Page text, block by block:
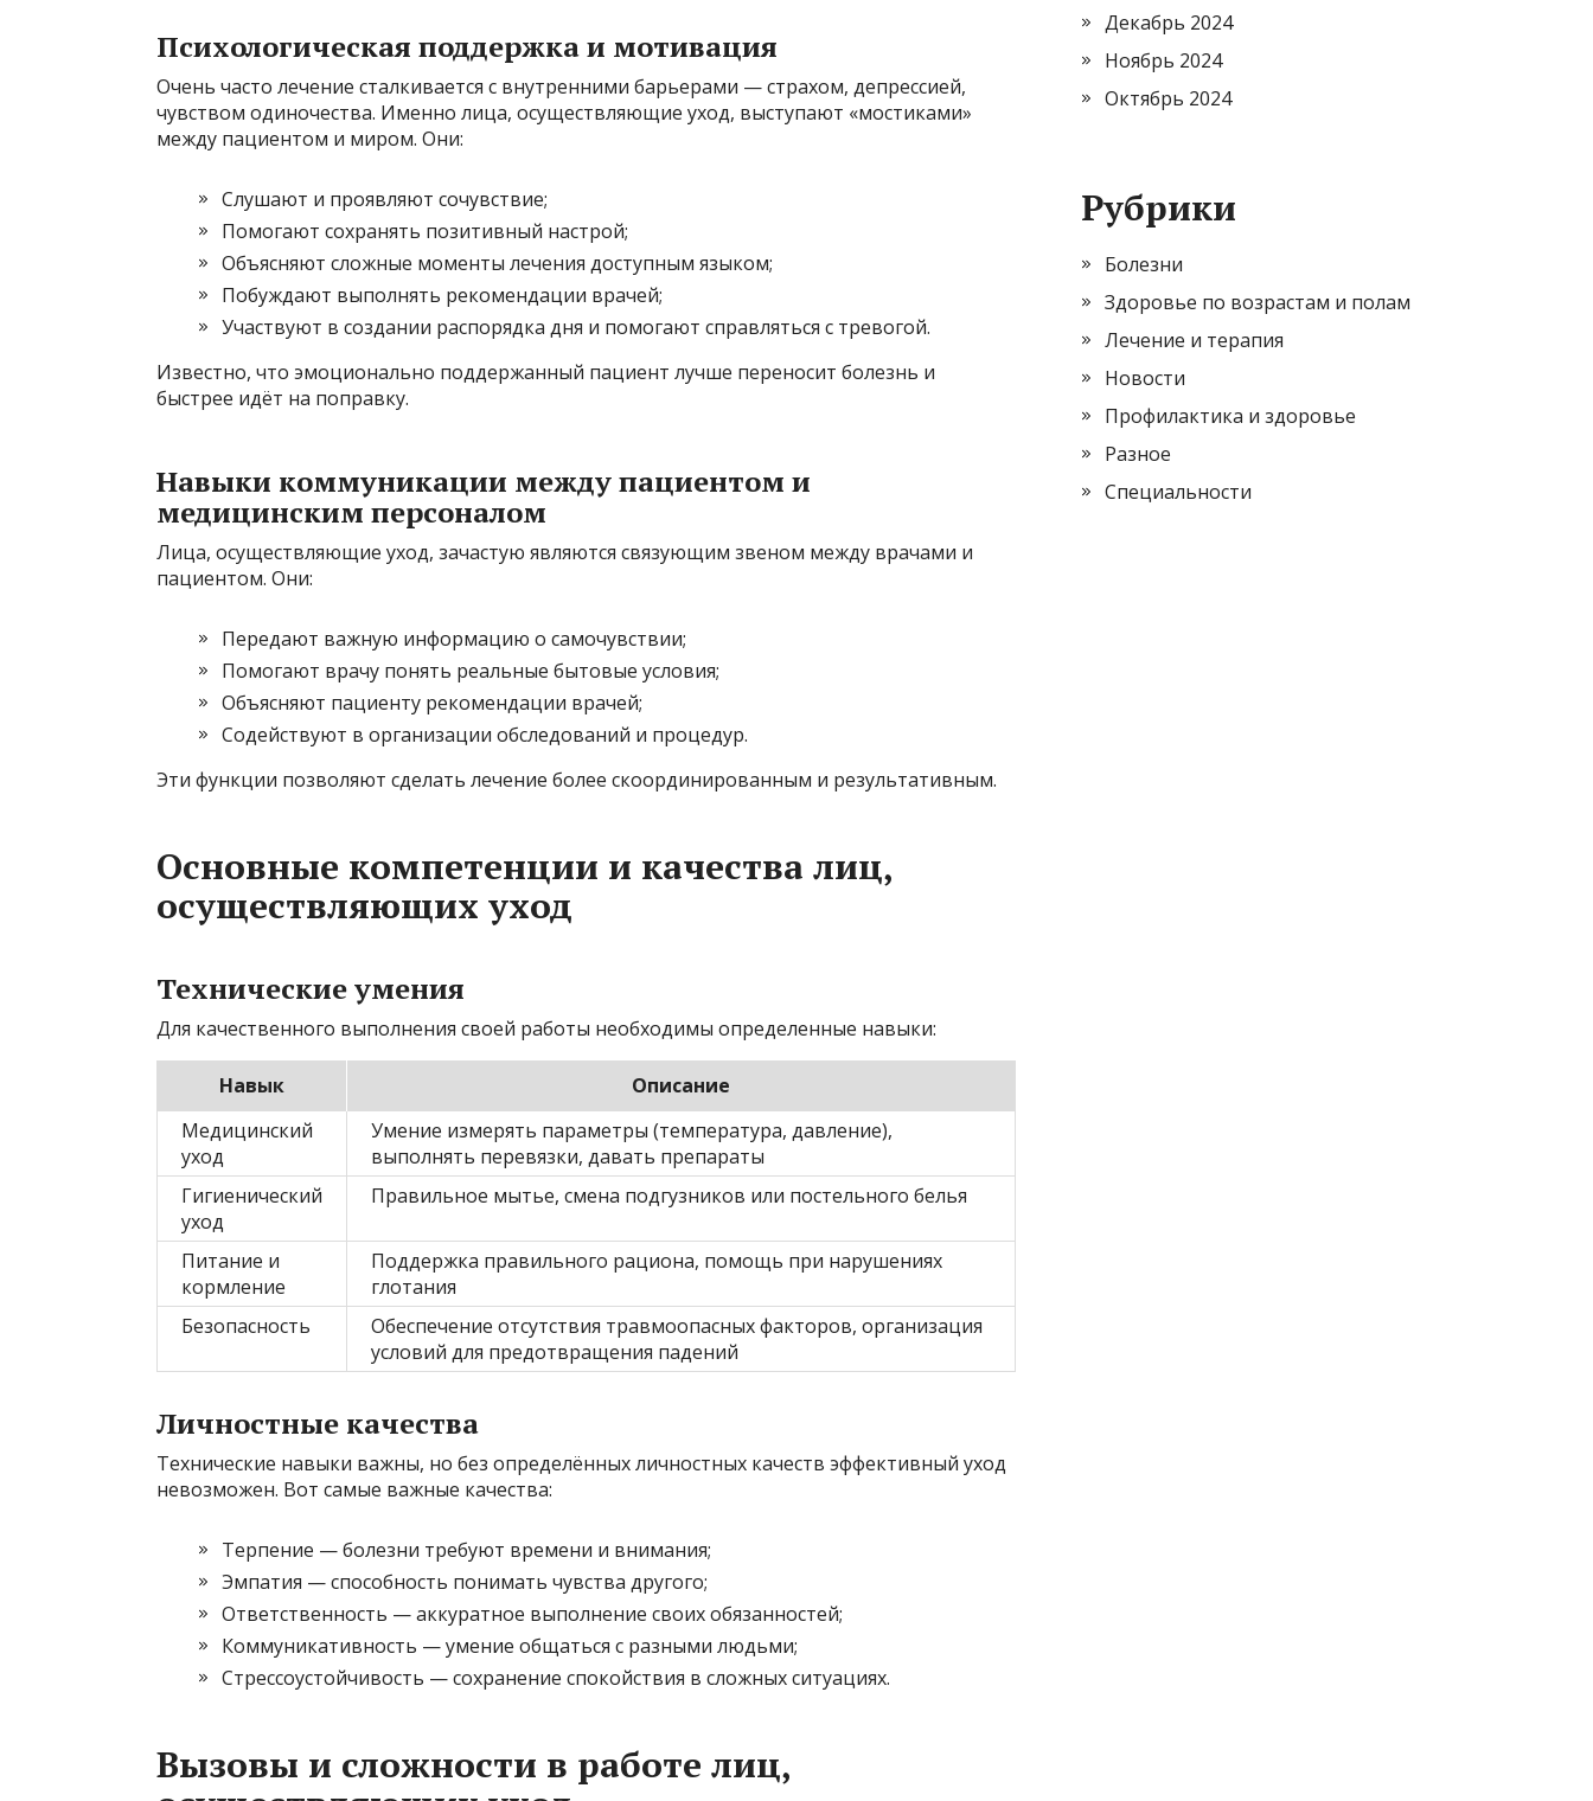
Психологическая поддержка и мотивация
Очень часто лечение сталкивается с внутренними барьерами — страхом, депрессией,
чувством одиночества. Именно лица, осуществляющие уход, выступают «мостиками»
между пациентом и миром. Они:
Слушают и проявляют сочувствие;
Помогают сохранять позитивный настрой;
Объясняют сложные моменты лечения доступным языком;
Побуждают выполнять рекомендации врачей;
Участвуют в создании распорядка дня и помогают справляться с тревогой.
Известно, что эмоционально поддержанный пациент лучше переносит болезнь и
быстрее идёт на поправку.
Навыки коммуникации между пациентом и
медицинским персоналом
Лица, осуществляющие уход, зачастую являются связующим звеном между врачами и
пациентом. Они:
Передают важную информацию о самочувствии;
Помогают врачу понять реальные бытовые условия;
Объясняют пациенту рекомендации врачей;
Содействуют в организации обследований и процедур.
Эти функции позволяют сделать лечение более скоординированным и результативным.
Основные компетенции и качества лиц,
осуществляющих уход
Технические умения
Для качественного выполнения своей работы необходимы определенные навыки:
Навык
Описание
Медицинский
уход
Умение измерять параметры (температура, давление),
выполнять перевязки, давать препараты
Гигиенический
уход
Правильное мытье, смена подгузников или постельного белья
Питание и
кормление
Поддержка правильного рациона, помощь при нарушениях
глотания
Безопасность
Обеспечение отсутствия травмоопасных факторов, организация
условий для предотвращения падений
Личностные качества
Технические навыки важны, но без определённых личностных качеств эффективный уход
невозможен. Вот самые важные качества:
Терпение — болезни требуют времени и внимания;
Эмпатия — способность понимать чувства другого;
Ответственность — аккуратное выполнение своих обязанностей;
Коммуникативность — умение общаться с разными людьми;
Стрессоустойчивость — сохранение спокойствия в сложных ситуациях.
Вызовы и сложности в работе лиц,
Декабрь 2024
Ноябрь 2024
Октябрь 2024
Рубрики
Болезни
Здоровье по возрастам и полам
Лечение и терапия
Новости
Профилактика и здоровье
Разное
Специальности